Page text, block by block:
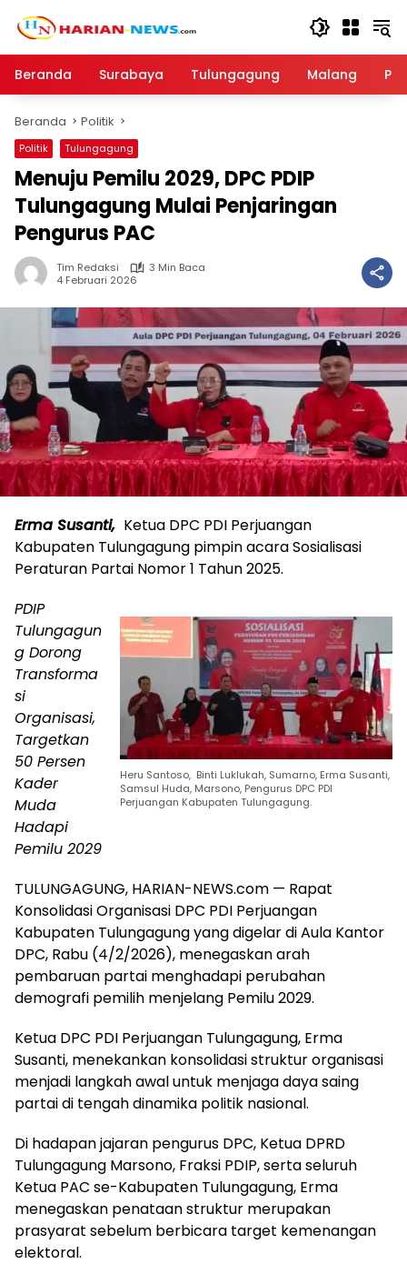
Beranda
Surabaya Tulungagung Malang
Beranda Politik
Politik Tulungagung
Menuju Pemilu 2029, DPC PDIP
Tulungagung Mulai Penjaringan
Pengurus PAC
Tim Redaksi
3 Min Baca
4 Februari 2026
Erma Susanti, Ketua DPC PDI Perjuangan
Kabupaten Tulungagung pimpin acara Sosialisasi
Peraturan Partai Nomor 1 Tahun 2025.
Heru Santoso, Binti Luklukah, Sumarno, Erma Susanti,
Samsul Huda, Marsono, Pengurus DPC PDI
Perjuangan Kabupaten Tulungagung.
PDIP
Tulungagun
g Dorong
Transforma
si
Organisasi,
Targetkan
50 Persen
Kader
Muda
Hadapi
Pemilu 2029
TULUNGAGUNG, HARIAN-NEWS.com — Rapat
Konsolidasi Organisasi DPC PDI Perjuangan
Kabupaten Tulungagung yang digelar di Aula Kantor
DPC, Rabu (4/2/2026), menegaskan arah
pembaruan partai menghadapi perubahan
demografi pemilih menjelang Pemilu 2029.
Ketua DPC PDI Perjuangan Tulungagung, Erma
Susanti, menekankan konsolidasi struktur organisasi
menjadi langkah awal untuk menjaga daya saing
partai di tengah dinamika politik nasional.
Di hadapan jajaran pengurus DPC, Ketua DPRD
Tulungagung Marsono, Fraksi PDIP, serta seluruh
Ketua PAC se-Kabupaten Tulungagung, Erma
menegaskan penataan struktur merupakan
prasyarat sebelum berbicara target kemenangan
elektoral.